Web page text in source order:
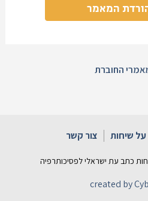
המאמר
החוברת
על שיחות צור קשר
כתב עת ישראלי לפסיכותרפיה
created by